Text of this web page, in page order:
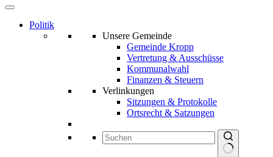
Politik
Unsere Gemeinde
Gemeinde Kropp
Vertretung & Ausschüsse
Kommunalwahl
Finanzen & Steuern
Verlinkungen
Sitzungen & Protokolle
Ortsrecht & Satzungen